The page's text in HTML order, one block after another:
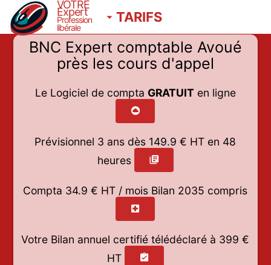
VOTRE
Expert
Profession
libérale
TARIFS
BNC Expert comptable Avoué
près les cours d'appel
Le Logiciel de compta GRATUIT en ligne
Prévisionnel 3 ans dès 149.9 € HT en 48
heures
Compta 34.9 € HT / mois Bilan 2035 compris
Votre Bilan annuel certifié télédéclaré à 399 €
HT